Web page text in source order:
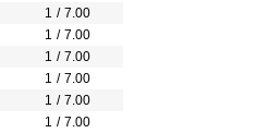
1 / 7.00
1 / 7.00
1 / 7.00
1 / 7.00
1 / 7.00
1 / 7.00